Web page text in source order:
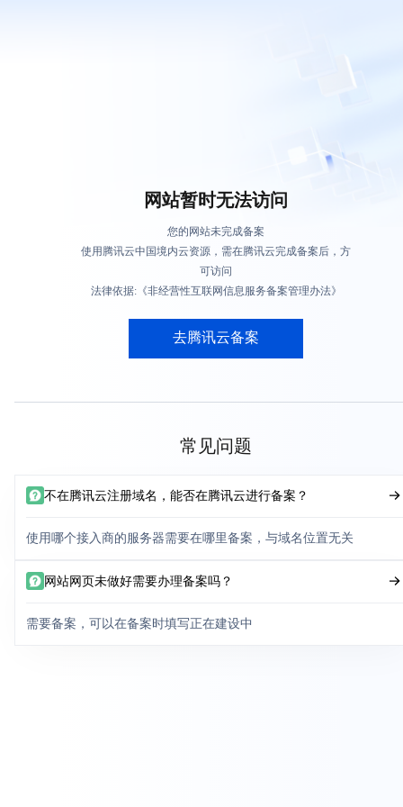
网站暂时无法访问
您的网站未完成备案
使用腾讯云中国境内云资源，需在腾讯云完成备案后，方
可访问
法律依据:《非经营性互联网信息服务备案管理办法》
去腾讯云备案
常见问题
不在腾讯云注册域名，能否在腾讯云进行备案？
使用哪个接入商的服务器需要在哪里备案，与域名位置无关
网站网页未做好需要办理备案吗？
需要备案，可以在备案时填写正在建设中